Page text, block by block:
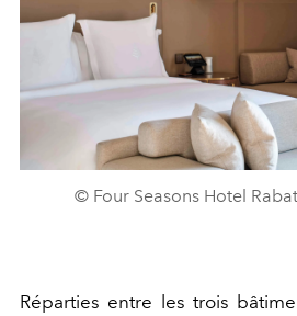
© Four Seasons Hotel
Réparties entre les trois